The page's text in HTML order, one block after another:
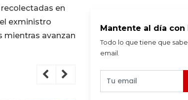
en
exministro
mientras avanzan
Mantente al día con
Todo lo que tiene que
email.